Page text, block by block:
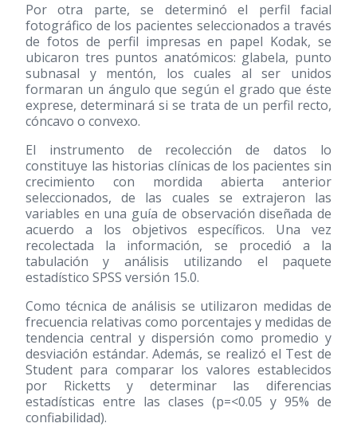
Por otra parte, se determinó el perfil facial
fotográfico de los pacientes seleccionados a través
de fotos de perfil impresas en papel Kodak, se
ubicaron tres puntos anatómicos: glabela, punto
subnasal y mentón, los cuales al ser unidos
formaran un ángulo que según el grado que éste
exprese, determinará si se trata de un perfil recto,
cóncavo o convexo.
El instrumento de recolección de datos lo
constituye las historias clínicas de los pacientes sin
crecimiento con mordida abierta anterior
seleccionados, de las cuales se extrajeron las
variables en una guía de observación diseñada de
acuerdo a los objetivos específicos. Una vez
recolectada la información, se procedió a la
tabulación y análisis utilizando el paquete
estadístico SPSS versión 15.0.
Como técnica de análisis se utilizaron medidas de
frecuencia relativas como porcentajes y medidas de
tendencia central y dispersión como promedio y
desviación estándar. Además, se realizó el Test de
Student para comparar los valores establecidos
por Ricketts y determinar las diferencias
estadísticas entre las clases (p=<0.05 y 95% de
confiabilidad).